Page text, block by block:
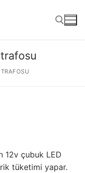
12v çubuk LED
tüketimi yapar.